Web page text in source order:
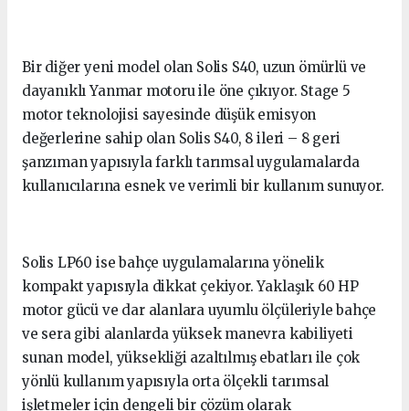
Bir diğer yeni model olan Solis S40, uzun ömürlü ve
dayanıklı Yanmar motoru ile öne çıkıyor. Stage 5
motor teknolojisi sayesinde düşük emisyon
değerlerine sahip olan Solis S40, 8 ileri – 8 geri
şanzıman yapısıyla farklı tarımsal uygulamalarda
kullanıcılarına esnek ve verimli bir kullanım sunuyor.
Solis LP60 ise bahçe uygulamalarına yönelik
kompakt yapısıyla dikkat çekiyor. Yaklaşık 60 HP
motor gücü ve dar alanlara uyumlu ölçüleriyle bahçe
ve sera gibi alanlarda yüksek manevra kabiliyeti
sunan model, yüksekliği azaltılmış ebatları ile çok
yönlü kullanım yapısıyla orta ölçekli tarımsal
işletmeler için dengeli bir çözüm olarak